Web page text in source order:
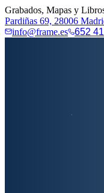
Grabados, Mapas y
Pardiñas 69, 28006
info@frame.es
652